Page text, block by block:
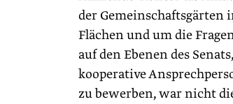
der Gemeinschaftsgärten
Flächen und um die
auf den Ebenen des
kooperative
zu bewerben, war nicht